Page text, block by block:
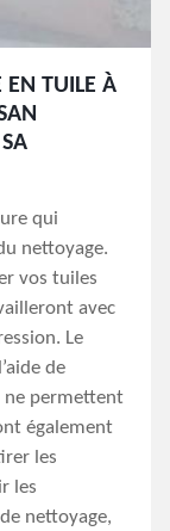
EN TUILE À
qui
nettoyage.
vos tuiles
avec
Le
de
ne permettent
également
les
les
nettoyage,